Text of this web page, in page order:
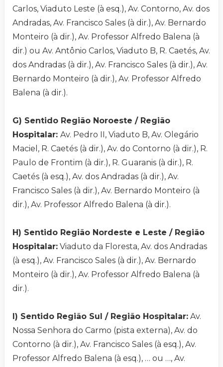
Carlos, Viaduto Leste (à esq.), Av. Contorno, Av. dos
Andradas, Av. Francisco Sales (à dir.), Av. Bernardo
Monteiro (à dir.), Av. Professor Alfredo Balena (à
dir.) ou Av. Antônio Carlos, Viaduto B, R. Caetés, Av.
dos Andradas (à dir.), Av. Francisco Sales (à dir.), Av.
Bernardo Monteiro (à dir.), Av. Professor Alfredo
Balena (à dir.).
G) Sentido Região Noroeste / Região
Hospitalar: Av. Pedro II, Viaduto B, Av. Olegário
Maciel, R. Caetés (à dir.), Av. do Contorno (à dir.), R.
Paulo de Frontim (à dir.), R. Guaranis (à dir.), R.
Caetés (à esq.), Av. dos Andradas (à dir.), Av.
Francisco Sales (à dir.), Av. Bernardo Monteiro (à
dir.), Av. Professor Alfredo Balena (à dir.).
H) Sentido Região Nordeste e Leste / Região
Hospitalar: Viaduto da Floresta, Av. dos Andradas
(à esq.), Av. Francisco Sales (à dir.), Av. Bernardo
Monteiro (à dir.), Av. Professor Alfredo Balena (à
dir.).
I) Sentido Região Sul / Região Hospitalar: Av.
Nossa Senhora do Carmo (pista externa), Av. do
Contorno (à dir.), Av. Francisco Sales (à esq.), Av.
Professor Alfredo Balena (à esq.), … ou …, Av.